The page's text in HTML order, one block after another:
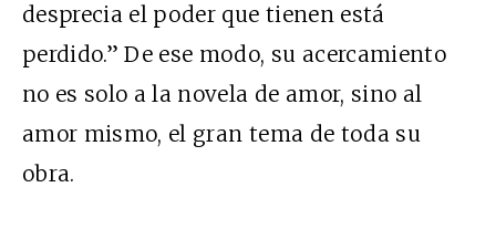
desprecia el poder que tienen está
perdido.” De ese modo, su acercamiento
no es solo a la novela de amor, sino al
amor mismo, el gran tema de toda su
obra.